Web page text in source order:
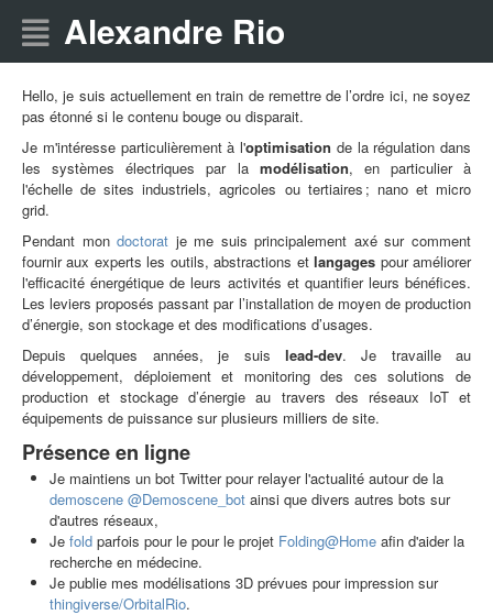
Alexandre Rio
Hello, je suis actuellement en train de remettre de l’ordre ici, ne soyez
pas étonné si le contenu bouge ou disparait.
Je m'intéresse particulièrement à l'optimisation de la régulation dans
les systèmes électriques par la modélisation, en particulier à
l'échelle de sites industriels, agricoles ou tertiaires ; nano et micro
grid.
Pendant mondoctorat je me suis principalement axé sur comment
fournir aux experts les outils, abstractions etlangages pour améliorer
l'efficacité énergétique de leurs activités et quantifier leurs bénéfices.
Les leviers proposés passant par l’installation de moyen de production
d’énergie, son stockage et des modifications d’usages.
Depuis quelques années, je suis lead-dev. Je travaille au
développement, déploiement et monitoring des ces solutions de
production et stockage d’énergie au travers des réseaux IoT et
équipements de puissance sur plusieurs milliers de site.
Présence en ligne
Je maintiens un bot Twitter pour relayer l'actualité autour de la
demoscene @Demoscene_bot ainsi que divers autres bots sur
d'autres réseaux,
Je fold parfois pour le pour le projet Folding@Home afin d'aider la
recherche en médecine.
Je publie mes modélisations 3D prévues pour impression sur
thingiverse/OrbitalRio.